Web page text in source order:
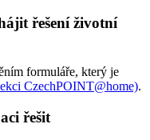
řešení životní
formuláře, který je
CzechPOINT@home).
řešit